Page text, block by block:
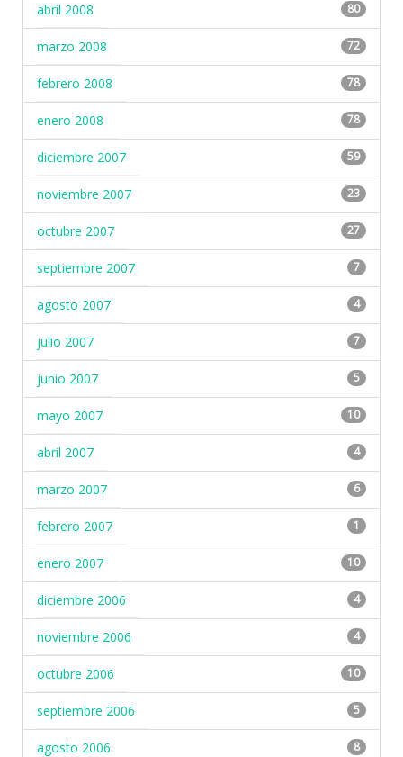
abril 2008 80
marzo 2008 72
febrero 2008 78
enero 2008 78
diciembre 2007 59
noviembre 2007 23
octubre 2007 27
septiembre 2007 7
agosto 2007 4
julio 2007 7
junio 2007 5
mayo 2007 10
abril 2007 4
marzo 2007 6
febrero 2007 1
enero 2007 10
diciembre 2006 4
noviembre 2006 4
octubre 2006 10
septiembre 2006 5
agosto 2006 8